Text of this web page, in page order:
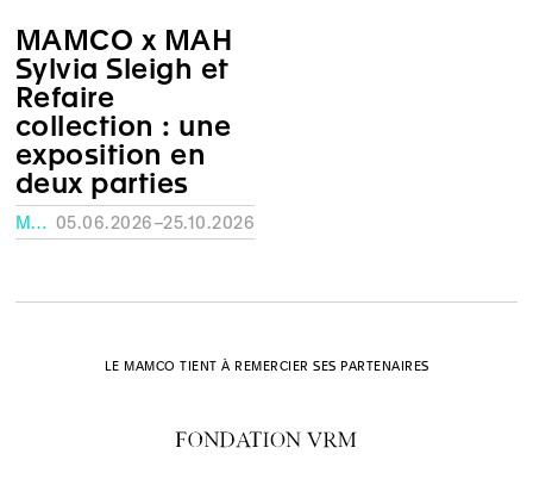
MAMCO x MAH
Sylvia Sleigh et
Refaire
collection : une
exposition en
deux parties
MUSÉE RATH, GENÈVE 05.06.2026–25.10.2026
LE MAMCO TIENT À REMERCIER SES PARTENAIRES